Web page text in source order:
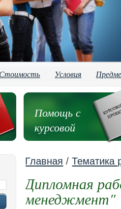
Стоимость Условия
Помощь с
курсовой
Главная /Тематика
Дипломная
менеджмент"